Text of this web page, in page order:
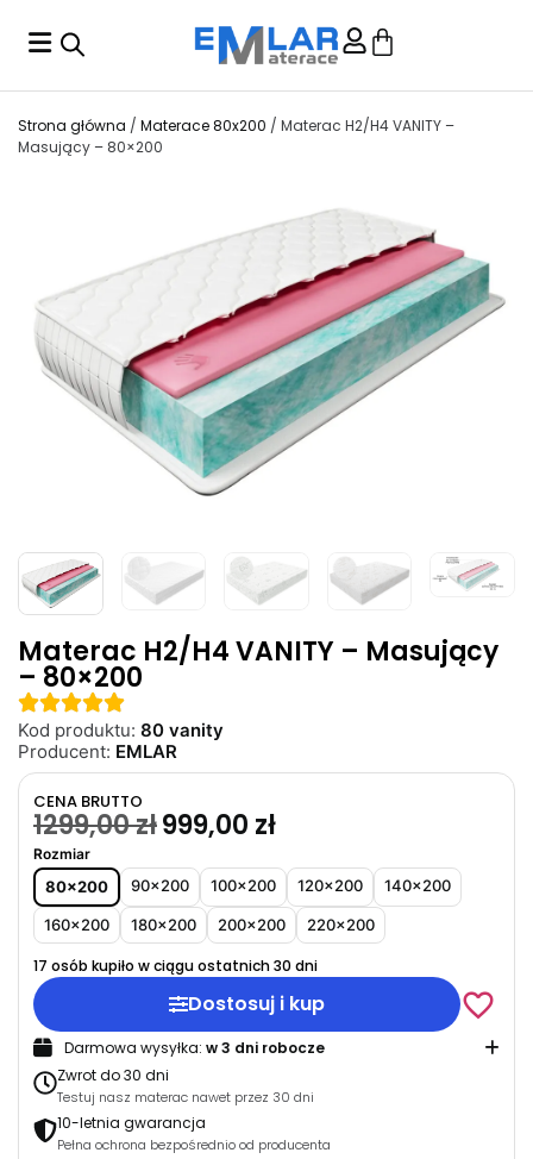
Strona główna / Materace 80x200 / Materac H2/H4 VANITY –
Masujący – 80×200
Materac H2/H4 VANITY – Masujący
– 80×200
Kod produktu: 80 vanity
Producent: EMLAR
CENA BRUTTO
1299,00zł999,00 zł
Rozmiar
80x200 90x200 100x200 120x200 140x200
160x200 180x200 200x200 220x200
17 osób kupiło w ciągu ostatnich 30 dni
Dostosuj i kup
Darmowa wysyłka: w 3 dni robocze
Zwrot do 30 dni
Testuj nasz materac nawet przez 30 dni
10-letnia gwarancja
Pełna ochrona bezpośrednio od producenta